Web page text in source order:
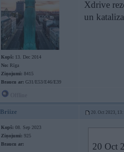
Kopš: 13. Dec 2014
No: Rīga
Ziņojumi: 8415
Braucu ar: G31/E53/E46/E39
Xdrive
un
Briize 20. Oct 2023,
Kopš: 08. Sep 2023
Ziņojumi: 925
Braucu ar:
20 Oct